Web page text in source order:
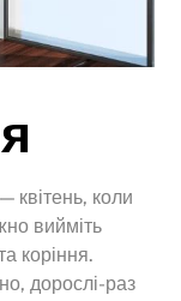
квітень, коли
вийміть
коріння.
дорослі-раз